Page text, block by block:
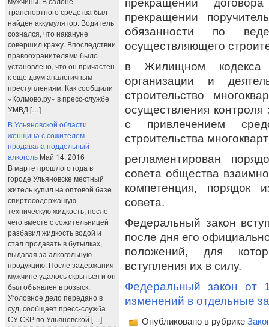
транспортного средства был
найден аккумулятор. Водитель
сознался, что накануне
совершил кражу. Впоследствии
правоохранителями было
установлено, что он причастен
к еще двум аналогичным
преступлениям. Как сообщили
«Колмово.ру» в пресс-службе
УМВД […]
В Ульяновской области
женщина с сожителем
продавала поддельный
алкоголь Май 14, 2016
В марте прошлого года в
городе Ульяновске местный
житель купил на оптовой базе
спиртосодержащую
техническую жидкость, после
чего вместе с сожительницей
разбавил жидкость водой и
стал продавать в бутылках,
выдавая за алкогольную
продукцию. После задержания
мужчине удалось скрыться и он
был объявлен в розыск.
Уголовное дело передано в
суд, сообщает пресс-служба
СУ СКР по Ульяновской […]
прекращении
обязанности по
осуществляющего
в Жилищном кодекса
организации и
строительство
осуществления
с привлечением
строительства
регламентирован
совета общества
компетенция, порядок
совета.
Федеральный закон
после дня его
положений, для
вступления их в силу.
Федеральный закон от
изменений в отдельные
Опубликовано в рубрике